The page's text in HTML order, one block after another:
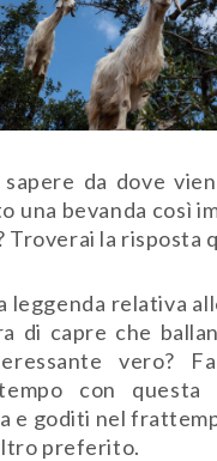
da dove
una bevanda così
Troverai la risposta
leggenda relativa
di capre che
vero?
con questa
e goditi nel
preferito.